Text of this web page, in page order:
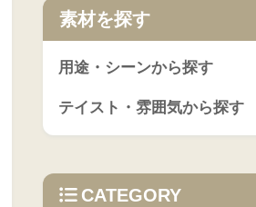
素材を探す
用途・シーンから探す
テイスト・雰囲気から探す
CATEGORY